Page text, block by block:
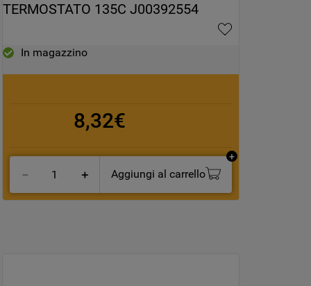
TERMOSTATO 135C J00392554
In magazzino
8,32€
＋
－ Aggiungi al carrello